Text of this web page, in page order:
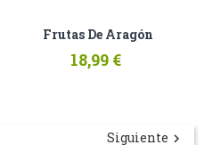
Frutas De Aragón
18,99 €
Siguiente 